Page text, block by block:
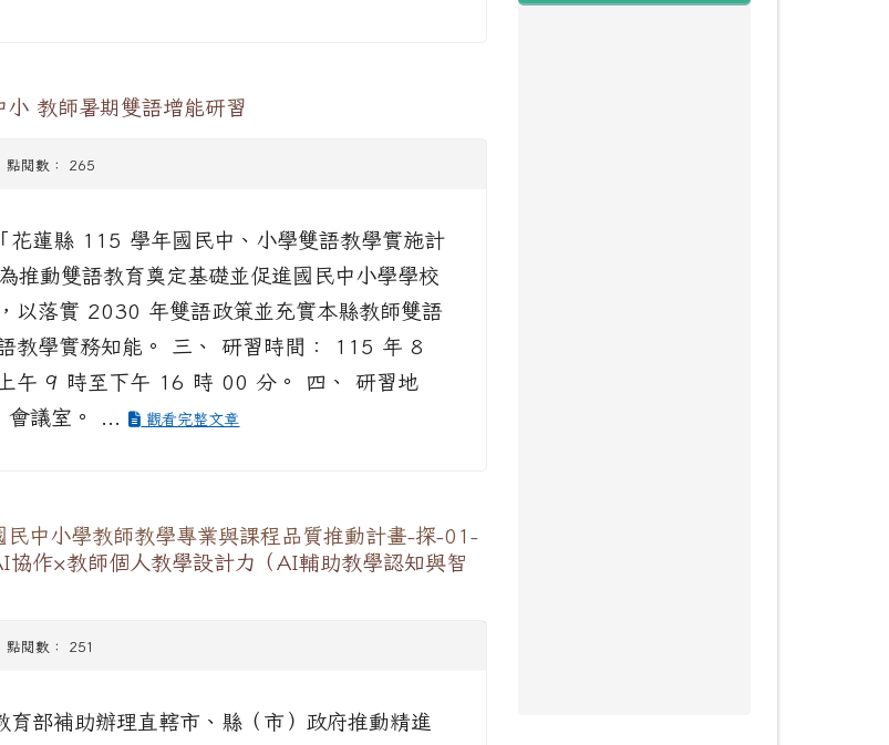
教師暑期雙語增能研習
閱數： 265
花蓮縣 115 學年國民中、小學雙語教學實施計
推動雙語教育奠定基礎並促進國民中小學學校
以落實 2030 年雙語政策並充實本縣教師雙語
教學實務知能。 三、 研習時間： 115 年 8
午 9 時至下午 16 時 00 分。 四、 研習地
會議室。 ...
觀看完整文章
中小學教師教學專業與課程品質推動計畫-探-01-
協作×教師個人教學設計力（AI輔助教學認知與智
閱數： 251
育部補助辦理直轄市、縣（市）政府推動精進